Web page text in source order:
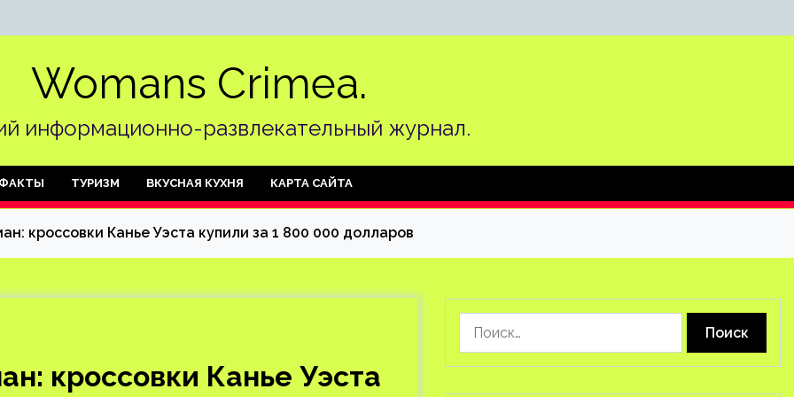
Womans Crimea.
информационно-развлекательный журнал.
ФАКТЫ ТУРИЗМ ВКУСНАЯ КУХНЯ КАРТА САЙТА
кроссовки Канье Уэста купили за 1 800 000 долларов
кроссовки Канье Уэста